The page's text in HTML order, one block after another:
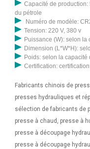
Capacité de
du pétrole
Numéro de modèle:
Tension: 220 V, 380 v
Puissance (W): selon
Dimension (L*W*H):
Poids: selon la
Certification:
Fabricants chinois de
presses hydrauliques et
sélection de fabricants de
presse à chaud, presse à
presse à découpage
presse à découpage